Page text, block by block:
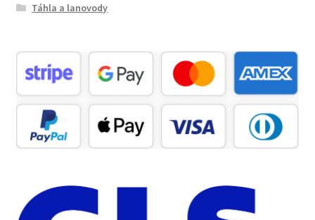
Táhla a lanovody